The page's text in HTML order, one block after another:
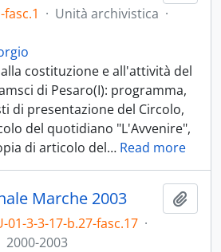
fasc.1 · Unità archivistica ·
costituzione e all'attività del
di Pesaro(I): programma,
di presentazione del Circolo,
del quotidiano "L'Avvenire",
di articolo del… Read more
Marche 2003
01-3-3-17-b.27-fasc.17 ·
2000-2003